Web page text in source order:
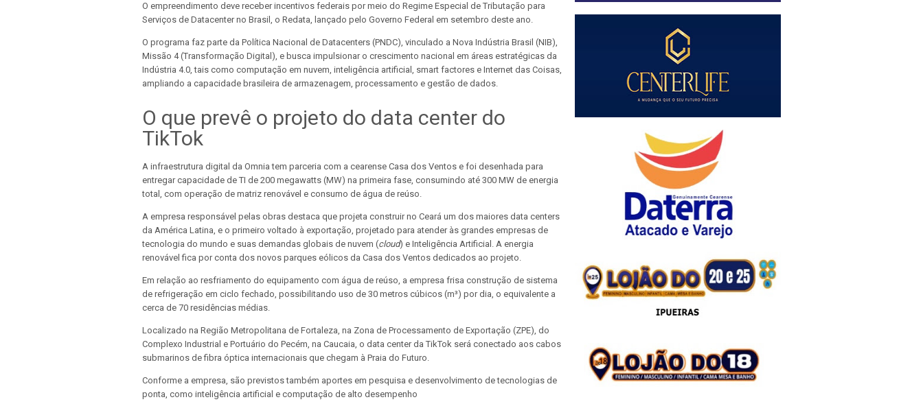
O empreendimento deve receber incentivos federais por meio do Regime Especial de Tributação para
Serviços de Datacenter no Brasil, o Redata, lançado pelo Governo Federal em setembro deste ano.
O programa faz parte da Política Nacional de Datacenters (PNDC), vinculado a Nova Indústria Brasil (NIB),
Missão 4 (Transformação Digital), e busca impulsionar o crescimento nacional em áreas estratégicas da
Indústria 4.0, tais como computação em nuvem, inteligência artificial, smart factores e Internet das Coisas,
ampliando a capacidade brasileira de armazenagem, processamento e gestão de dados.
O que prevê o projeto do data center do
TikTok
A infraestrutura digital da Omnia tem parceria com a cearense Casa dos Ventos e foi desenhada para
entregar capacidade de TI de 200 megawatts (MW) na primeira fase, consumindo até 300 MW de energia
total, com operação de matriz renovável e consumo de água de reúso.
A empresa responsável pelas obras destaca que projeta construir no Ceará um dos maiores data centers
da América Latina, e o primeiro voltado à exportação, projetado para atender às grandes empresas de
tecnologia do mundo e suas demandas globais de nuvem (cloud) e Inteligência Artificial. A energia
renovável fica por conta dos novos parques eólicos da Casa dos Ventos dedicados ao projeto.
Em relação ao resfriamento do equipamento com água de reúso, a empresa frisa construção de sistema
de refrigeração em ciclo fechado, possibilitando uso de 30 metros cúbicos (m³) por dia, o equivalente a
cerca de 70 residências médias.
Localizado na Região Metropolitana de Fortaleza, na Zona de Processamento de Exportação (ZPE), do
Complexo Industrial e Portuário do Pecém, na Caucaia, o data center da TikTok será conectado aos cabos
submarinos de fibra óptica internacionais que chegam à Praia do Futuro.
Conforme a empresa, são previstos também aportes em pesquisa e desenvolvimento de tecnologias de
ponta, como inteligência artificial e computação de alto desempenho